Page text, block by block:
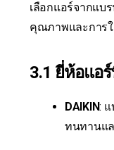
เลือกแอร์จากแบ
คุณภาพและการ
3.1 ยี่ห้อแอ
DAIKIN:
ทนทานแ